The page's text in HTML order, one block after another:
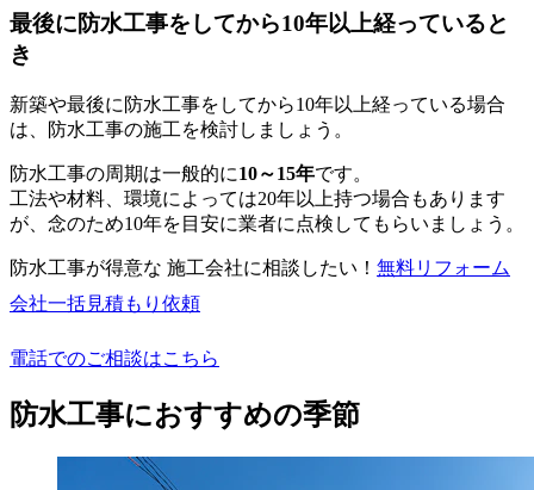
最後に防水工事をしてから10年以上経っていると
き
新築や最後に防水工事をしてから10年以上経っている場合
は、防水工事の施工を検討しましょう。
防水工事の周期は一般的に10～15年です。
工法や材料、環境によっては20年以上持つ場合もあります
が、念のため10年を目安に業者に点検してもらいましょう。
防水工事が得意な 施工会社に相談したい！ 無料リフォーム
会社一括見積もり依頼
電話でのご相談はこちら
防水工事におすすめの季節